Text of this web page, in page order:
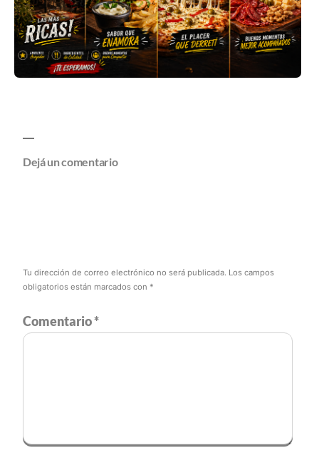
Dejá un comentario
Tu dirección de correo electrónico no será publicada. Los campos
obligatorios están marcados con *
Comentario*